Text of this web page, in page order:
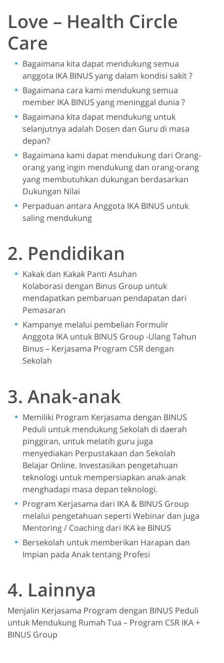
Love – Health Circle
Care
Bagaimana kita dapat mendukung semua
anggota IKA BINUS yang dalam kondisi sakit ?
Bagaimana cara kami mendukung semua
member IKA BINUS yang meninggal dunia ?
Bagaimana kita dapat mendukung untuk
selanjutnya adalah Dosen dan Guru di masa
depan?
Bagaimana kami dapat mendukung dari Orang-
orang yang ingin mendukung dan orang-orang
yang membutuhkan dukungan berdasarkan
Dukungan Nilai
Perpaduan antara Anggota IKA BINUS untuk
saling mendukung
2. Pendidikan
Kakak dan Kakak Panti Asuhan
Kolaborasi dengan Binus Group untuk
mendapatkan pembaruan pendapatan dari
Pemasaran
Kampanye melalui pembelian Formulir
Anggota IKA untuk BINUS Group -Ulang Tahun
Binus – Kerjasama Program CSR dengan
Sekolah
3. Anak-anak
Memiliki Program Kerjasama dengan BINUS
Peduli untuk mendukung Sekolah di daerah
pinggiran, untuk melatih guru juga
menyediakan Perpustakaan dan Sekolah
Belajar Online. Investasikan pengetahuan
teknologi untuk mempersiapkan anak-anak
menghadapi masa depan teknologi.
Program Kerjasama dari IKA & BINUS Group
melalui pengetahuan seperti Webinar dan juga
Mentoring / Coaching dari IKA ke BINUS
Bersekolah untuk memberikan Harapan dan
Impian pada Anak tentang Profesi
4. Lainnya
Menjalin Kerjasama Program dengan BINUS Peduli
untuk Mendukung Rumah Tua – Program CSR IKA +
BINUS Group